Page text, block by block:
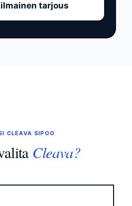
tarjous
CLEAVA SIPOO
Cleava?